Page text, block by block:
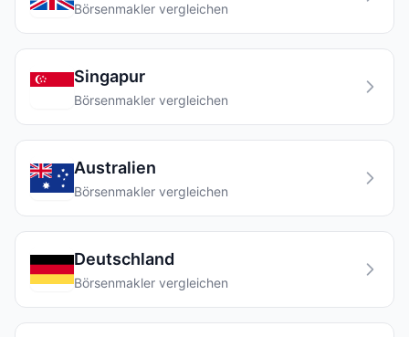
Börsenmakler vergleichen
Singapur
Börsenmakler vergleichen
Australien
Börsenmakler vergleichen
Deutschland
Börsenmakler vergleichen